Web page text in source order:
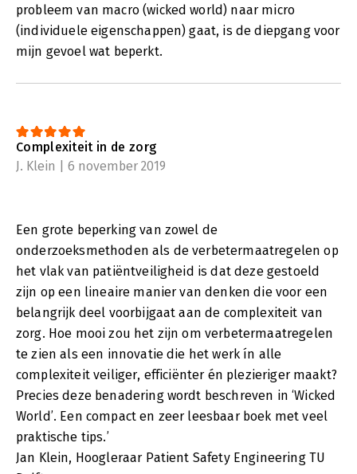
probleem van macro (wicked world) naar micro
(individuele eigenschappen) gaat, is de diepgang voor
mijn gevoel wat beperkt.
Complexiteit in de zorg
J. Klein | 6 november 2019
Een grote beperking van zowel de
onderzoeksmethoden als de verbetermaatregelen op
het vlak van patiëntveiligheid is dat deze gestoeld
zijn op een lineaire manier van denken die voor een
belangrijk deel voorbijgaat aan de complexiteit van
zorg. Hoe mooi zou het zijn om verbetermaatregelen
te zien als een innovatie die het werk ín alle
complexiteit veiliger, efficiënter én plezieriger maakt?
Precies deze benadering wordt beschreven in ‘Wicked
World’. Een compact en zeer leesbaar boek met veel
praktische tips.’
Jan Klein, Hoogleraar Patient Safety Engineering TU